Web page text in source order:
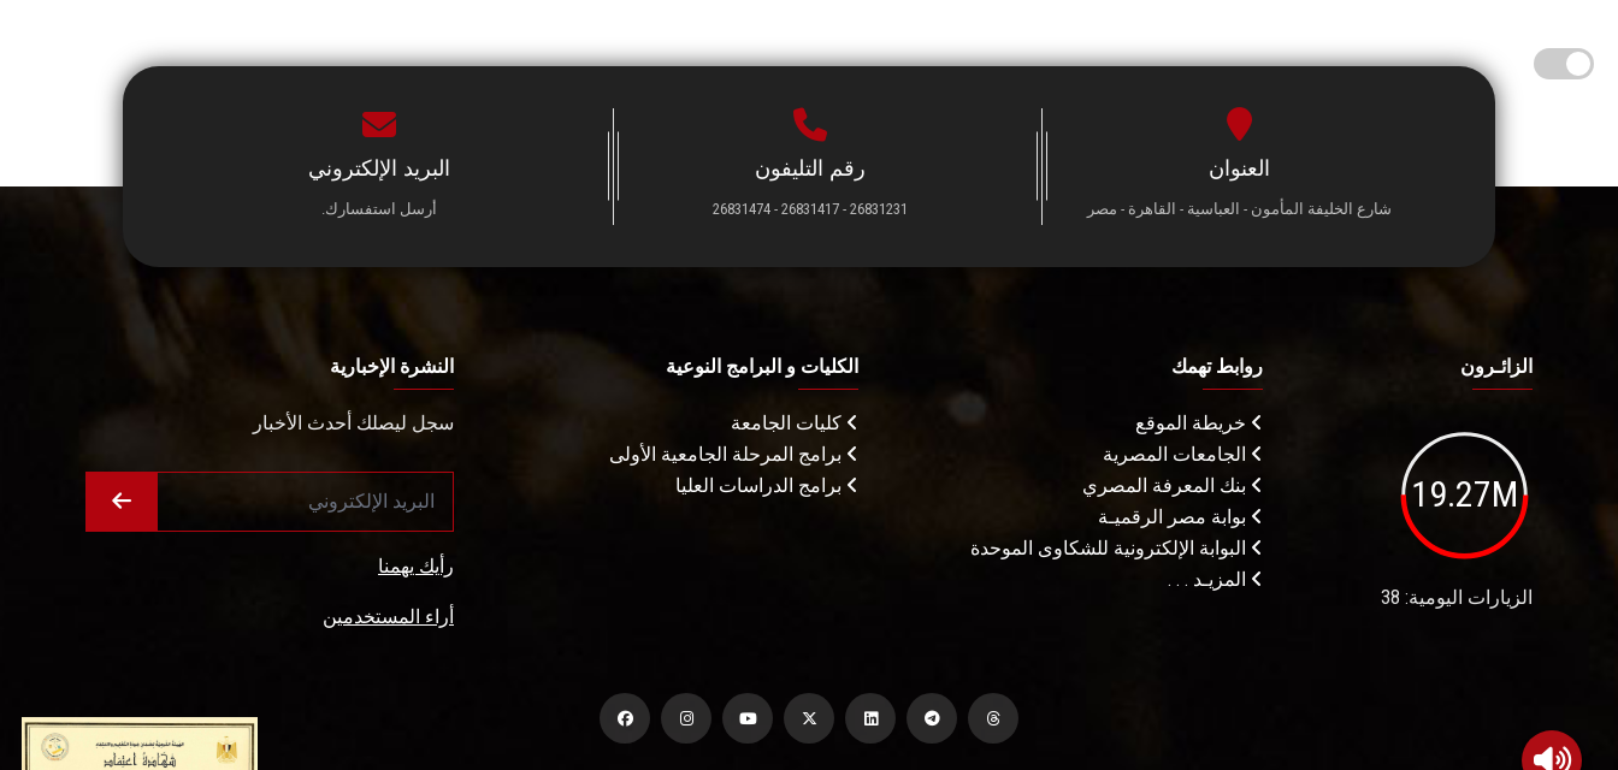
العنوان
شارع الخليفة المأمون - العباسية - القاهرة - مصر
رقم التليفون
26831231 - 26831417 - 26831474
البريد الإلكتروني
أرسل استفسارك.
الزائـرون
19.27M
الزيارات اليومية: 38
روابط تهمك
خريطة الموقع
الجامعات المصرية
بنك المعرفة المصري
بوابة مصر الرقميـة
البوابة الإلكترونية للشكاوى الموحدة
المزيـد . . .
الكليات و البرامج النوعية
كليات الجامعة
برامج المرحلة الجامعية الأولى
برامج الدراسات العليا
النشرة الإخبارية
سجل ليصلك أحدث الأخبار
رأيك يهمنا
أراء المستخدمين